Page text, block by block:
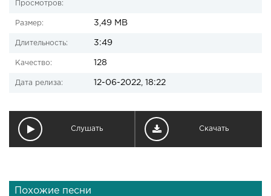
Просмотров:
Размер: 3,49 MB
Длительность: 3:49
Качество: 128
Дата релиза: 12-06-2022, 18:22
Слушать Скачать
Похожие песни